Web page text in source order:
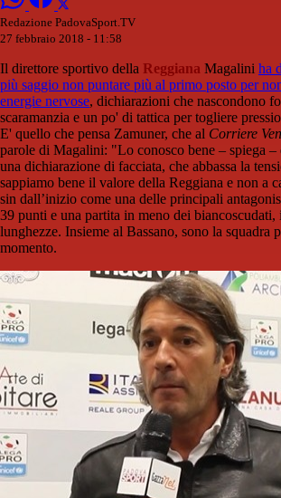
Redazione PadovaSport.TV
27 febbraio 2018 - 11:58
Il direttore sportivo della Reggiana Magalini ha
più saggio non puntare più al primo posto per
energie nervose, dichiarazioni che nascondono
scaramanzia e un po' di tattica per togliere
E' quello che pensa Zamuner, che al Corriere
parole di Magalini: "Lo conosco bene – spiega –
una dichiarazione di facciata, che abbassa la
sappiamo bene il valore della Reggiana e non a
sin dall’inizio come una delle principali
39 punti e una partita in meno dei biancoscudati,
lunghezze. Insieme al Bassano, sono la squadra
momento.